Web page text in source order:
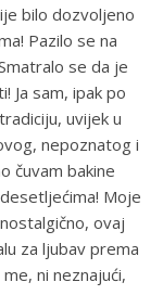
bilo dozvoljeno
Pazilo se na
se da je
Ja sam, ipak po
uvijek u
nepoznatog i
čuvam bakine
Moje
ovaj
za ljubav prema
ni neznajući,